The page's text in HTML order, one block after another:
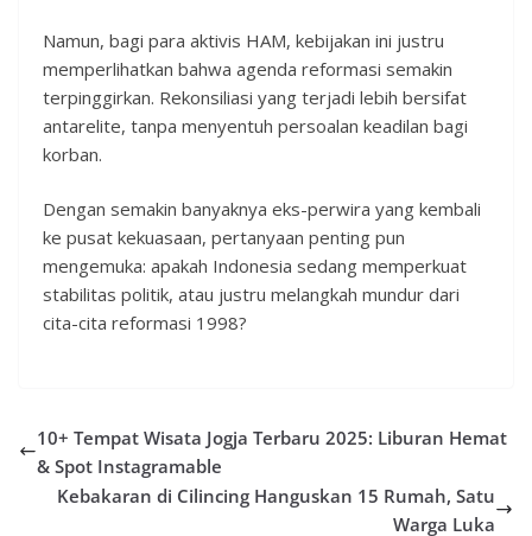
Namun, bagi para aktivis HAM, kebijakan ini justru
memperlihatkan bahwa agenda reformasi semakin
terpinggirkan. Rekonsiliasi yang terjadi lebih bersifat
antarelite, tanpa menyentuh persoalan keadilan bagi
korban.
Dengan semakin banyaknya eks-perwira yang kembali
ke pusat kekuasaan, pertanyaan penting pun
mengemuka: apakah Indonesia sedang memperkuat
stabilitas politik, atau justru melangkah mundur dari
cita-cita reformasi 1998?
10+ Tempat Wisata Jogja Terbaru 2025: Liburan Hemat
& Spot Instagramable
Kebakaran di Cilincing Hanguskan 15 Rumah, Satu
Warga Luka